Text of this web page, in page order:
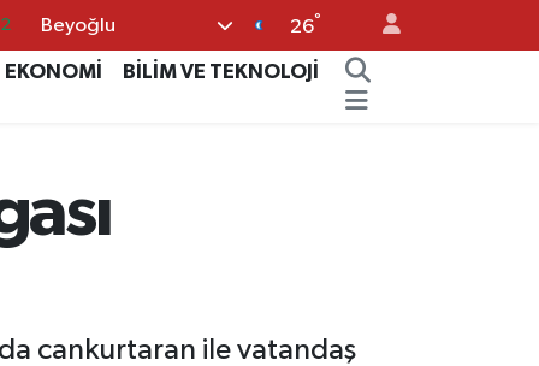
Beyoğlu 26°
EKONOMİ
BİLİM VE TEKNOLOJİ
cankurtaran ile vatandaş